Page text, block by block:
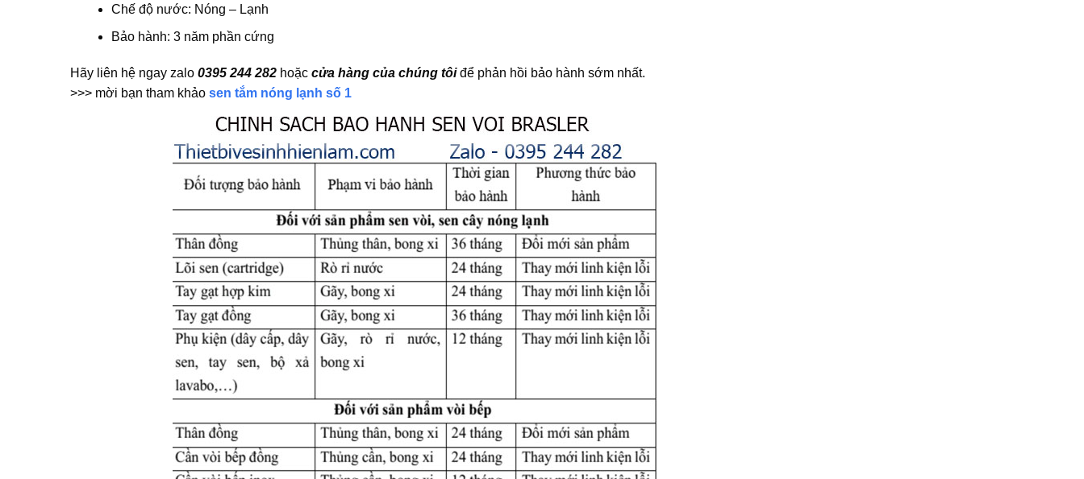
Chế độ nước: Nóng – Lạnh
Bảo hành: 3 năm phần cứng
Hãy liên hệ ngay zalo 0395 244 282 hoặc cửa hàng của chúng tôiđể phản hồi bảo hành sớm nhất.
>>> mời bạn tham khảo sen tắm nóng lạnh số 1